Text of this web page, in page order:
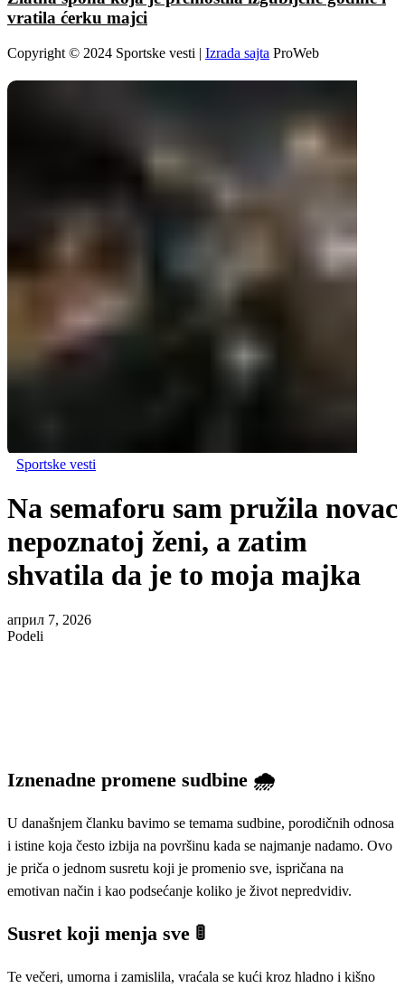
vratila ćerku majci
Copyright © 2024 Sportske vesti | Izrada sajta ProWeb
Sportske vesti
Na semaforu sam pružila novac
nepoznatoj ženi, a zatim
shvatila da je to moja majka
април 7, 2026
Podeli
Iznenadne promene sudbine 🌧️
U današnjem članku bavimo se temama sudbine, porodičnih odnosa
i istine koja često izbija na površinu kada se najmanje nadamo. Ovo
je priča o jednom susretu koji je promenio sve, ispričana na
emotivan način i kao podsećanje koliko je život nepredvidiv.
Susret koji menja sve 🚦
Te večeri, umorna i zamislila, vraćala se kući kroz hladno i kišno